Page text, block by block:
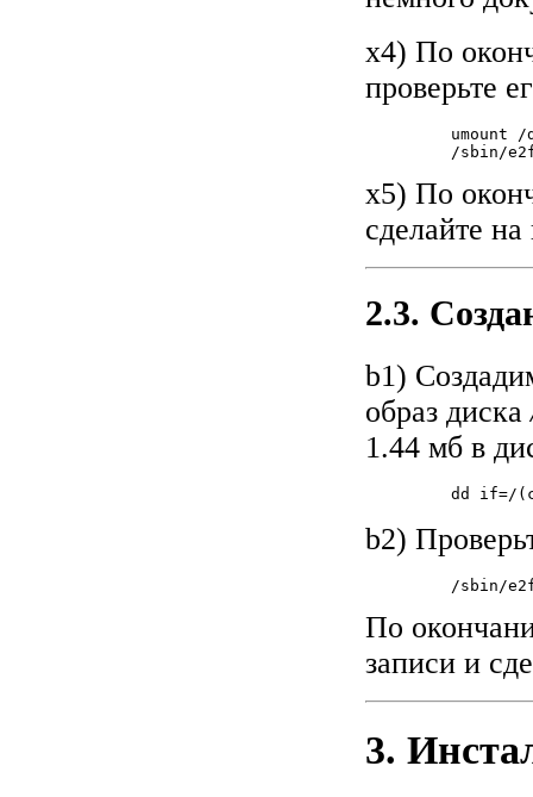
x4) По
проверьте
umount /
/sbin/
x5) По
сделайте
2.3.
b1)
образ диска
1.44 мб в
dd if=/
b2)
/sbin/
По
записи и
3.